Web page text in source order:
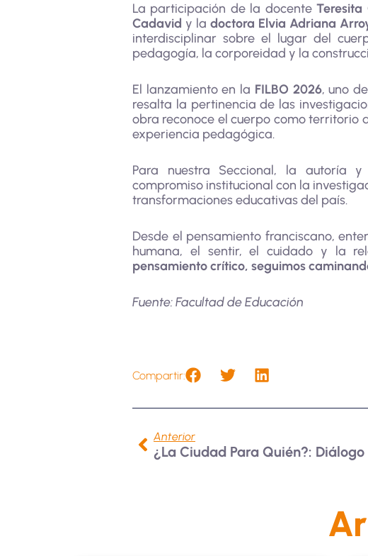
La participación de la docenteTeresita
Cadavid y la doctora Elvia Adriana
interdisciplinar sobre el lugar del
pedagogía, la corporeidad y la
El lanzamiento en la FILBO 2026, uno
resalta la pertinencia de las
obra reconoce el cuerpo como territorio
experiencia pedagógica.
Para nuestra Seccional, la autoría
compromiso institucional con la
transformaciones educativas del país.
Desde el pensamiento franciscano,
humana, el sentir, el cuidado y la
pensamiento crítico, seguimos
Fuente: Facultad de Educación
Compartir:
Anterior